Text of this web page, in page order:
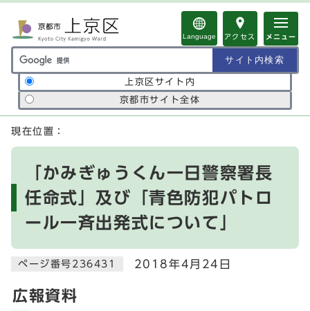
Language アクセス メニュー
サイト内検索の範囲
上京区サイト内
京都市サイト全体
ここから本文です
現在位置：
「かみぎゅうくん一日警察署長
任命式」及び「青色防犯パトロ
ール一斉出発式について」
ページ番号236431 2018年4月24日
広報資料